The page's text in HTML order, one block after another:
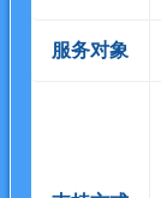
服务对象